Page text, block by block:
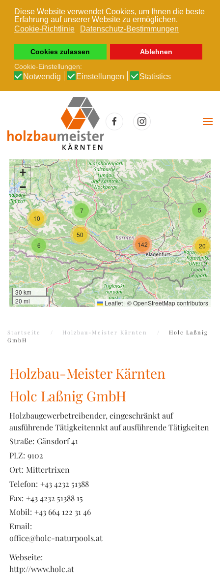
Diese Website verwendet Cookies, um Ihnen die beste
Erfahrung auf unserer Website zu ermöglichen.
Cookie-Richtlinie
Datenschutz-Bestimmungen
Cookies zulassen
Ablehnen
Cookie-Einstellungen:
Notwendig Einstellungen Statistics
Zum Hauptinhalt springen
10
6
5
20
7
50
142
+
−
30 km
20 mi
Leaflet | ©OpenStreetMapcontributors
Startseite Holzbau-Meister Kärnten
Holc Laßnig
GmbH
Holzbau-Meister Kärnten
Holc Laßnig GmbH
Holzbaugewerbetreibender, eingeschränkt auf
ausführende Tätigkeitennkt auf ausführende Tätigkeiten
Straße: Gänsdorf 41
PLZ: 9102
Ort: Mittertrixen
Telefon: +43 4232 51388
Fax: +43 4232 51388 15
Mobil: +43 664 122 31 46
Email:
office@holc-naturpools.at
Webseite:
http://www.holc.at